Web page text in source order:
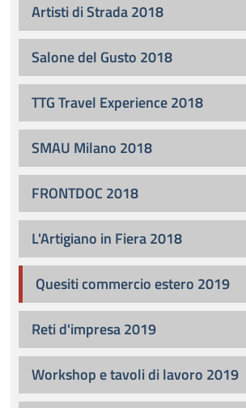
Artisti di Strada 2018
Salone del Gusto 2018
TTG Travel Experience 2018
SMAU Milano 2018
FRONTDOC 2018
L'Artigiano in Fiera 2018
Quesiti commercio estero 2019
Reti d'impresa 2019
Workshop e tavoli di lavoro 2019